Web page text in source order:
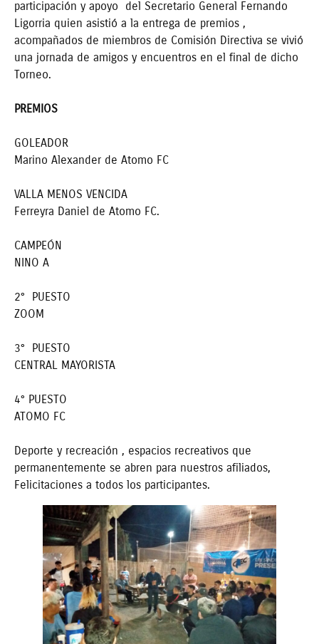
participación y apoyo del Secretario General Fernando
Ligorria quien asistió a la entrega de premios ,
acompañados de miembros de Comisión Directiva se vivió
una jornada de amigos y encuentros en el final de dicho
Torneo.
PREMIOS
GOLEADOR
Marino Alexander de Atomo FC
VALLA MENOS VENCIDA
Ferreyra Daniel de Atomo FC.
CAMPEÓN
NINO A
2° PUESTO
ZOOM
3° PUESTO
CENTRAL MAYORISTA
4° PUESTO
ATOMO FC
Deporte y recreación , espacios recreativos que
permanentemente se abren para nuestros afiliados,
Felicitaciones a todos los participantes.